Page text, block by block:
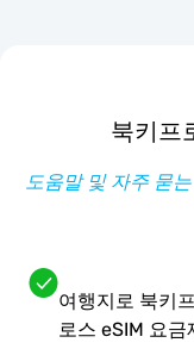
북키프
도움말 및 자주 묻
여행지로 북키
로스 eSIM 요